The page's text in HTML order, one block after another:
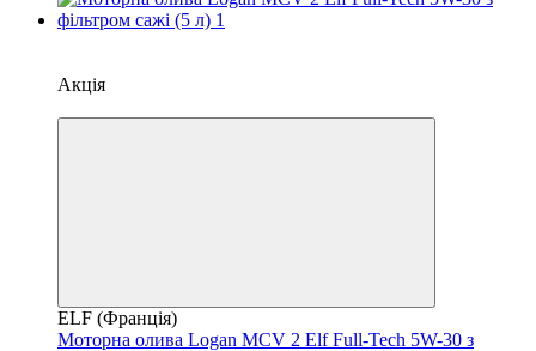
Акція
ELF (Франція)
Моторна олива Logan MCV 2 Elf Full-Tech 5W-30 з